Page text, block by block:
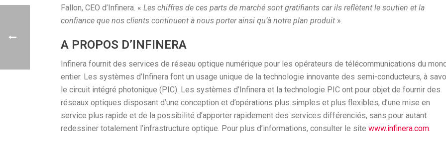
Fallon, CEO d’Infinera. « Les chiffres de ces parts de marché sont gratifiants car ils reflètent le soutien et la
confiance que nos clients continuent à nous porter ainsi qu’à notre plan produit ».
A PROPOS D’INFINERA
Infinera fournit des services de réseau optique numérique pour les opérateurs de télécommunications du
entier. Les systèmes d’Infinera font un usage unique de la technologie innovante des semi-conducteurs, à
le circuit intégré photonique (PIC). Les systèmes d’Infinera et la technologie PIC ont pour objet de fournir des
réseaux optiques disposant d’une conception et d’opérations plus simples et plus flexibles, d’une mise en
service plus rapide et de la possibilité d’apporter rapidement des services différenciés, sans pour autant
redessiner totalement l’infrastructure optique. Pour plus d’informations, consulter le site www.infinera.com.